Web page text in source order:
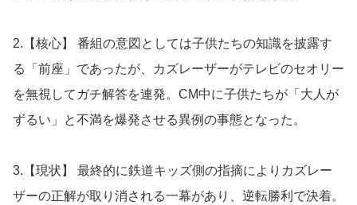
2.【核心】 番組の意図としては子供たちの知識を披露す
る「前座」であったが、カズレーザーがテレビのセオリー
を無視してガチ解答を連発。CM中に子供たちが「大人が
ずるい」と不満を爆発させる異例の事態となった。
3.【現状】 最終的に鉄道キッズ側の指摘によりカズレー
ザーの正解が取り消される一幕があり、逆転勝利で決着。